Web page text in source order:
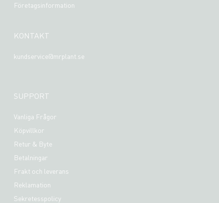
Företagsinformation
KONTAKT
kundservice@mrplant.se
SUPPORT
Vanliga Frågor
Köpvillkor
Retur & Byte
Betalningar
Frakt och leverans
Reklamation
Sekretesspolicy